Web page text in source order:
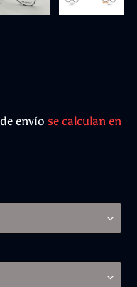
envío se calculan en